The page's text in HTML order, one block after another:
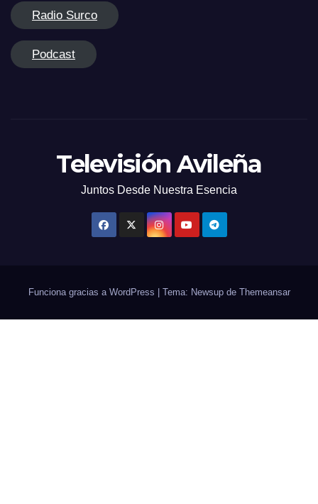
Radio Surco
Podcast
Televisión Avileña
Juntos Desde Nuestra Esencia
Funciona gracias a WordPress | Tema: Newsup de Themeansar